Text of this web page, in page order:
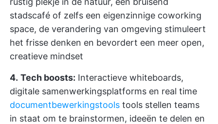
stadscafé of zelfs een eigenzinnige coworking
space, de verandering van omgeving stimuleert
het frisse denken en bevordert een meer open,
creatieve mindset
4. Tech boosts: Interactieve whiteboards,
digitale samenwerkingsplatforms en real time
documentbewerkingstools tools stellen teams
in staat om te brainstormen, ideeën te delen en